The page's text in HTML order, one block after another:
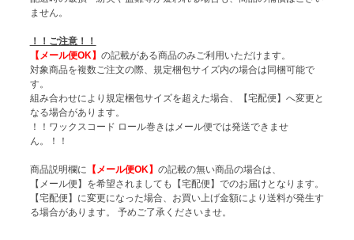
ません。
！！ご注意！！
【メール便OK】 の記載がある商品のみご利用いただけます。
対象商品を複数ご注文の際、規定梱包サイズ内の場合は同梱可能で
す。
組み合わせにより規定梱包サイズを超えた場合、【宅配便】へ変更と
なる場合があります。
！！ワックスコード ロール巻きはメール便では発送できませ
ん。！！
商品説明欄に 【メール便OK】 の記載の無い商品の場合は、
【メール便】を希望されましても【宅配便】でのお届けとなります。
【宅配便】に変更になった場合、お買い上げ金額により送料が発生す
る場合があります。 予めご了承くださいませ。